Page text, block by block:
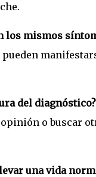
los mismos
del diagnóstico?
o buscar
una vida